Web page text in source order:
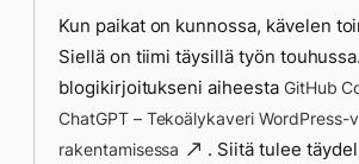
Kun paikat on kunnossa, kävelen
Siellä on tiimi täysillä työn
blogikirjoitukseni aiheesta GitHub
ChatGPT – Tekoälykaveri WordPress-
rakentamisessa
. Siitä tulee